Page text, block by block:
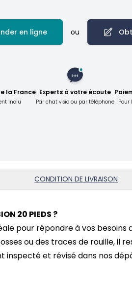
en ligne ou
la France
inclu
Experts à votre écoute
Par chat visio ou par téléphone Pour
CONDITION DE LIVRAISON
20 PIEDS ?
pour répondre à vos besoins
ou des traces de rouille, il
inspecté et révisé dans nos